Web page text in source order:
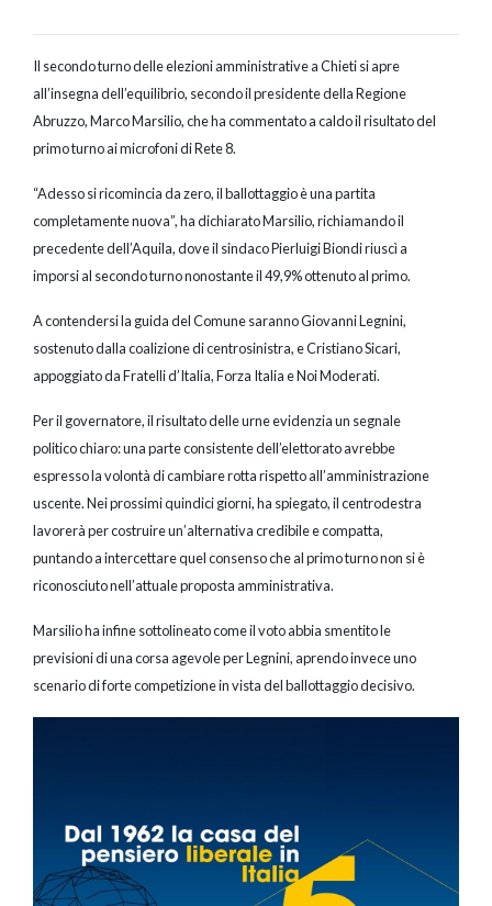
Il secondo turno delle elezioni amministrative a Chieti si apre
all’insegna dell’equilibrio, secondo il presidente della Regione
Abruzzo, Marco Marsilio, che ha commentato a caldo il risultato del
primo turno ai microfoni di Rete 8.
“Adesso si ricomincia da zero, il ballottaggio è una partita
completamente nuova”, ha dichiarato Marsilio, richiamando il
precedente dell’Aquila, dove il sindaco Pierluigi Biondi riuscì a
imporsi al secondo turno nonostante il 49,9% ottenuto al primo.
A contendersi la guida del Comune saranno Giovanni Legnini,
sostenuto dalla coalizione di centrosinistra, e Cristiano Sicari,
appoggiato da Fratelli d’Italia, Forza Italia e Noi Moderati.
Per il governatore, il risultato delle urne evidenzia un segnale
politico chiaro: una parte consistente dell’elettorato avrebbe
espresso la volontà di cambiare rotta rispetto all’amministrazione
uscente. Nei prossimi quindici giorni, ha spiegato, il centrodestra
lavorerà per costruire un’alternativa credibile e compatta,
puntando a intercettare quel consenso che al primo turno non si è
riconosciuto nell’attuale proposta amministrativa.
Marsilio ha infine sottolineato come il voto abbia smentito le
previsioni di una corsa agevole per Legnini, aprendo invece uno
scenario di forte competizione in vista del ballottaggio decisivo.